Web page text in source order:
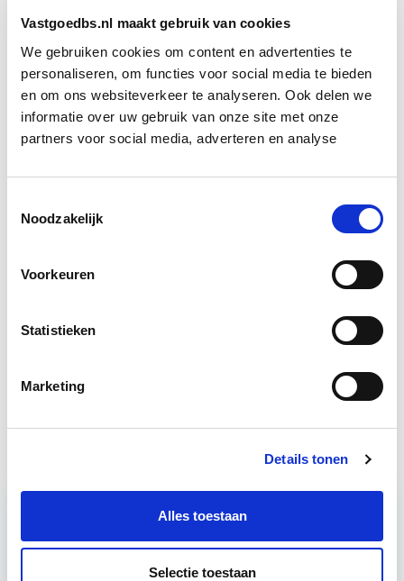
Vastgoedbs.nl maakt gebruik van cookies
We gebruiken cookies om content en advertenties te
personaliseren, om functies voor social media te bieden
en om ons websiteverkeer te analyseren. Ook delen we
informatie over uw gebruik van onze site met onze
partners voor social media, adverteren en analyse
Noodzakelijk
Voorkeuren
Statistieken
Marketing
Details tonen
Alles toestaan
Selectie toestaan
en leraren graag hadden willen kopen. Zij moeten zo’n
huis nu huren voor veel te veel geld. Dus het is niet zo
erg als die woningen weer op de markt komen voor
verkoop, aldus De Jonge.
Bron: Het Financieele Dagblad
in deze opleidingen:
Huurrecht Woonruimte Start wo 12 mei
Huurrecht Bedrijfsruimte Start wo 9 jun
Aankoop en Verkoop van
Relevant bij dit artikel
Vastgoedrecht & Bouwrecht